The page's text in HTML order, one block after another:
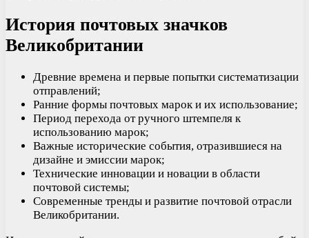
История почтовых значков
Великобритании
Древние времена и первые попытки систематизации
отправлений;
Ранние формы почтовых марок и их использование;
Период перехода от ручного штемпеля к
использованию марок;
Важные исторические события, отразившиеся на
дизайне и эмиссии марок;
Технические инновации и новации в области
почтовой системы;
Современные тренды и развитие почтовой отрасли
Великобритании.